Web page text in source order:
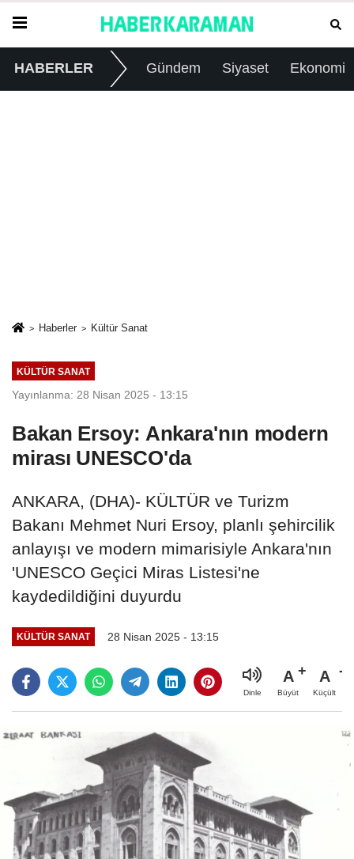
HABERLER Gündem Siyaset Ekonomi
Haberler Kültür Sanat
KÜLTÜR SANAT
Yayınlanma: 28 Nisan 2025 - 13:15
Bakan Ersoy: Ankara'nın modern
mirası UNESCO'da
ANKARA, (DHA)- KÜLTÜR ve Turizm
Bakanı Mehmet Nuri Ersoy, planlı şehircilik
anlayışı ve modern mimarisiyle Ankara'nın
'UNESCO Geçici Miras Listesi'ne
kaydedildiğini duyurdu
KÜLTÜR SANAT 28 Nisan 2025 - 13:15
Dinle
A
Büyüt
A
Küçült